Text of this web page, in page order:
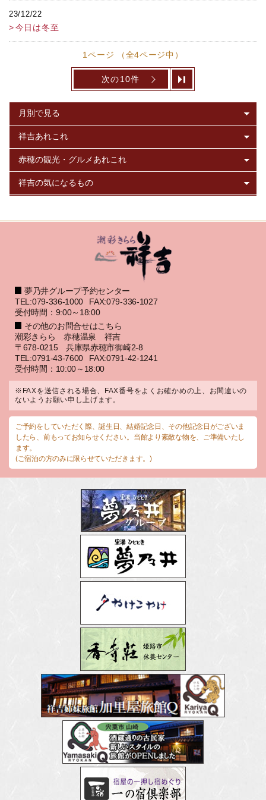
23/12/22
今日は冬至
1ページ （全4ページ中）
次の10件
夢乃井グループ予約センター
TEL:079-336-1000
FAX:079-336-1027
受付時間：9:00～18:00
その他のお問合せはこちら
潮彩きらら 赤穂温泉 祥吉
〒678-0215 兵庫県赤穂市御崎2-8
TEL:0791-43-7600
FAX:0791-42-1241
受付時間：10:00～18:00
※FAXを送信される場合、FAX番号をよくお確かめの上、お間違いの
ないようお願い申し上げます。
ご予約をしていただく際、誕生日、結婚記念日、その他記念日がございま
したら、前もってお知らせください。当館より素敵な物を、ご準備いたし
ます。
(ご宿泊の方のみに限らせていただきます。)